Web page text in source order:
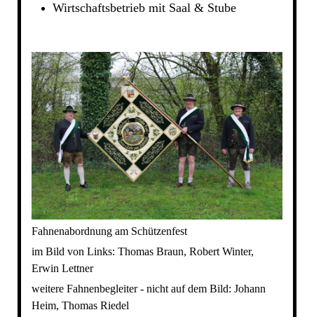
Wirtschaftsbetrieb mit Saal & Stube
Fahnenabordnung am Schützenfest
im Bild von Links: Thomas Braun, Robert Winter,
Erwin Lettner
weitere Fahnenbegleiter - nicht auf dem Bild: Johann
Heim, Thomas Riedel